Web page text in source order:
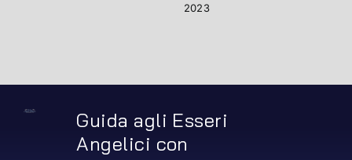
2023
Guida agli Esseri
Angelici con